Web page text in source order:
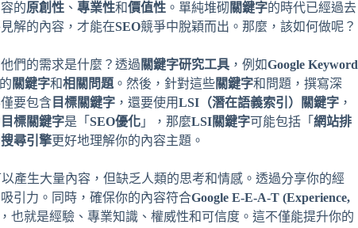
的原創性 、 專業性和價值性 。單純堆砌 關鍵字的時代已經過去
解的內容，才能在SEO競爭中脫穎而出。那麼，該如何做呢？
們的需求是什麼？透過 關鍵字研究工具 ，例如Google Keyword
關鍵字和相關問題 。然後，針對這些關鍵字和問題，撰寫深
要包含 目標關鍵字 ，還要使用LSI（潛在語義索引）關鍵字 ，
目標關鍵字是「 SEO優化 」，那麼LSI關鍵字可能包括「 網站排
搜尋引擎更好地理解你的內容主題。
產生大量內容，但缺乏人類的思考和情感。透過分享你的經
引力。同時，確保你的內容符合Google E-E-A-T (Experience,
也就是經驗、專業知識、權威性和可信度。這不僅能提升你的